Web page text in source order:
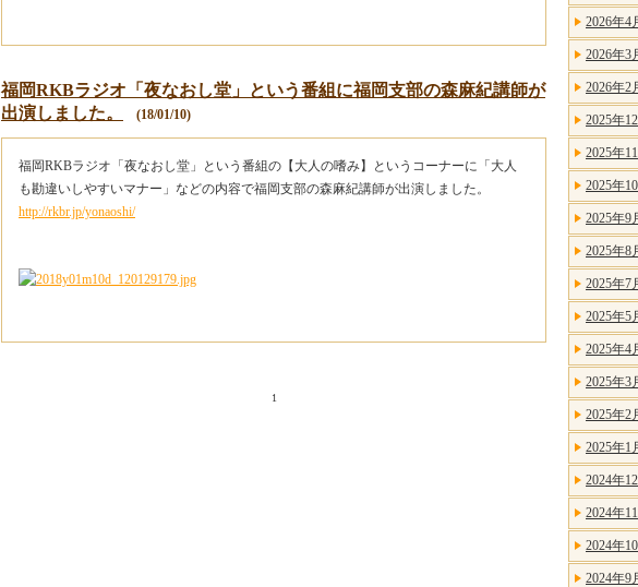
福岡RKBラジオ「夜なおし堂」という番組に福岡支部の森麻紀講師が
出演しました。
(18/01/10)
福岡RKBラジオ「夜なおし堂」という番組の【大人の嗜み】というコーナーに「大人
も勘違いしやすいマナー」などの内容で福岡支部の森麻紀講師が出演しました。
http://rkbr.jp/yonaoshi/
1
2026年4
2026年3
2026年2
2025年
2025年
2025年
2025年9
2025年8
2025年7
2025年5
2025年4
2025年3
2025年2
2025年1
2024年
2024年
2024年
2024年9